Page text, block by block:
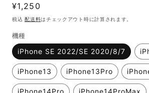
ア
(1)
開
く
通
常
格
¥1,250
税込配送料はチェックアウト時に計算されます。
機種
iPhone SE 2022/SE 2020/8/7
iPhone13 iPhone13Pro
iPhone14Pro iPhone14ProMax